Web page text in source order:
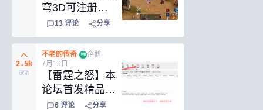
穹3D可注册完
整一键服务端
+后台+安装教
程
13 评论 分享
2.5k
浏览
不老的传奇· 企鹅 企鹅·
7月15日
【雷霆之怒】本
论坛首发精品传
奇页游雷霆之怒
6 评论 分享